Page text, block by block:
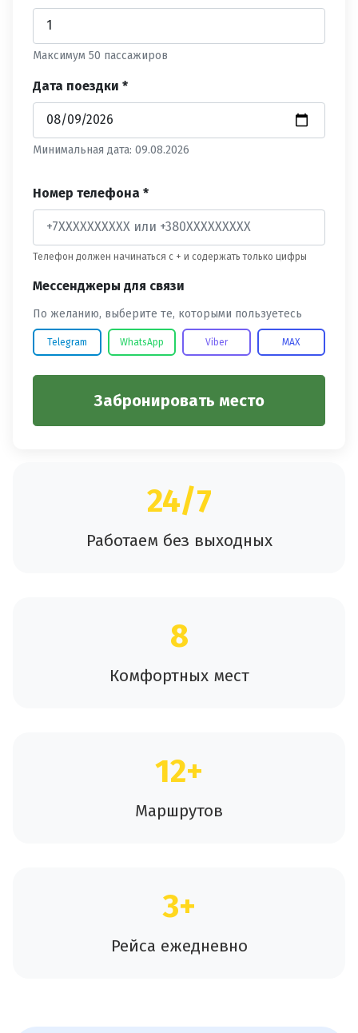
Максимум 50 пассажиров
Дата поездки *
Минимальная дата: 09.08.2026
Номер телефона *
Телефон должен начинаться с + и содержать только цифры
Мессенджеры для связи
По желанию, выберите те, которыми пользуетесь
Telegram WhatsApp Viber MAX
Забронировать место
24/7
Работаем без выходных
8
Комфортных мест
12+
Маршрутов
3+
Рейса ежедневно